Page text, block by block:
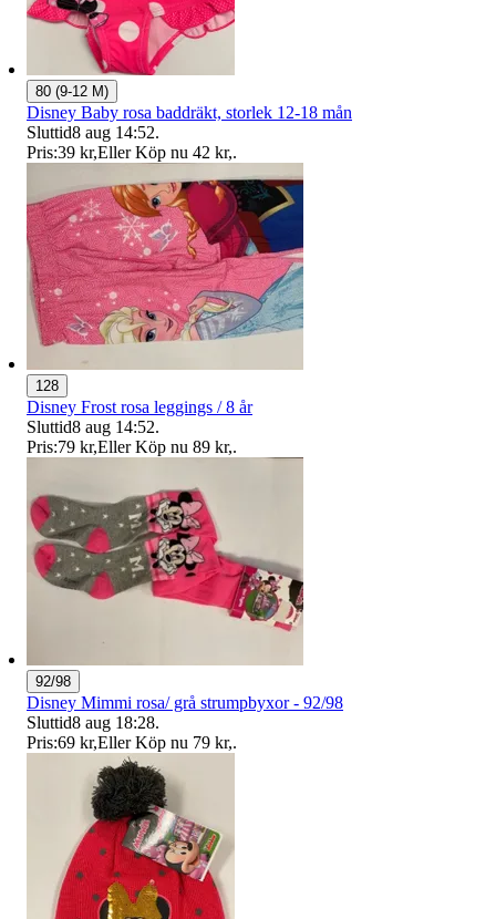
80 (9-12 M)
Disney Baby rosa baddräkt, storlek 12-18 mån
Sluttid8 aug 14:52.
Pris:39 kr,Eller Köp nu 42 kr,.
128
Disney Frost rosa leggings / 8 år
Sluttid8 aug 14:52.
Pris:79 kr,Eller Köp nu 89 kr,.
92/98
Disney Mimmi rosa/ grå strumpbyxor - 92/98
Sluttid8 aug 18:28.
Pris:69 kr,Eller Köp nu 79 kr,.